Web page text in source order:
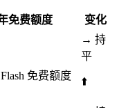
免费额度 变化
→ 持
平
免费额度
⬆️